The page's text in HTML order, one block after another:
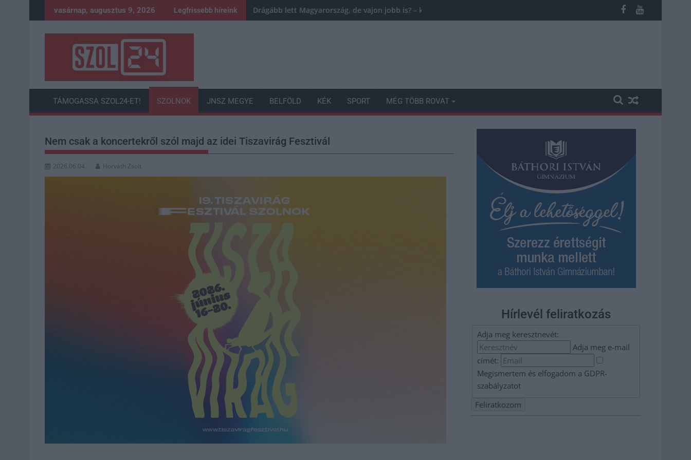
to
vasárnap, augusztus 9, 2026 Legfrissebb híreink Drágább lett Magyarország, de vajon jobb is? – kemény kritika a hazai turizmusról
TÁMOGASSA SZOL24-ET! SZOLNOK JNSZ MEGYE BELFÖLD KÉK SPORT MÉG TÖBB ROVAT
Nem csak a koncertekről szól majd az idei Tiszavirág Fesztivál
2026.06.04. Horváth Zsolt
Hírlevél feliratkozás
Adja meg keresztnevét:
Adja meg e-mail
címét:
Megismertem és elfogadom a GDPR-
szabályzatot